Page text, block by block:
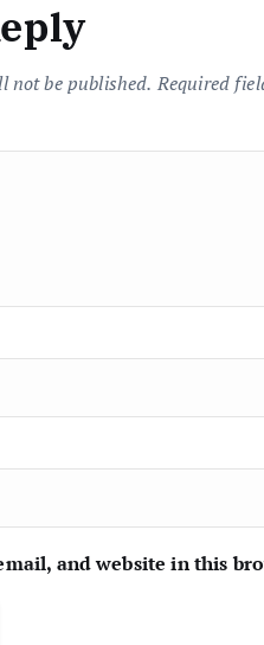
not be published. Required
and website in this